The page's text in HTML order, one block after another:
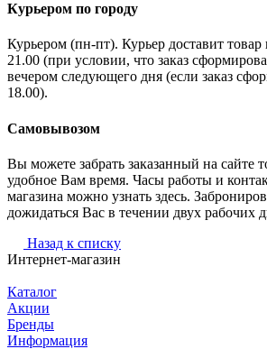
Курьером по городу
Курьером (пн-пт). Курьер доставит товар
21.00 (при условии, что заказ
вечером следующего дня (если заказ
18.00).
Самовывозом
Вы можете забрать заказанный на сайте
удобное Вам время. Часы работы и
магазина можно узнать здесь.
дожидаться Вас в течении двух рабочих
Назад к списку
Интернет-магазин
Каталог
Акции
Бренды
Информация